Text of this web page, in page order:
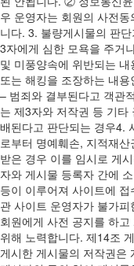
우 운영자는 회원의 사전
니다. 3. 불량게시물의 판
3자에게 심한 모욕을 주거
및 미풍양속에 위반되는
또는 해킹을 조장하는 내
– 범죄와 결부된다고 객관
는 제3자와 저작권 등 기타
배된다고 판단되는 경우4.
로부터 명예훼손, 지적재
받은 경우 이를 임시로 게
자와 게시물 등록자 간에
등이 이루어져 사이트에
관 사이트 운영자가 불가
회원에게 사전 공지를 하
위해 노력합니다. 제14조
게시한 게시물의 저작권은